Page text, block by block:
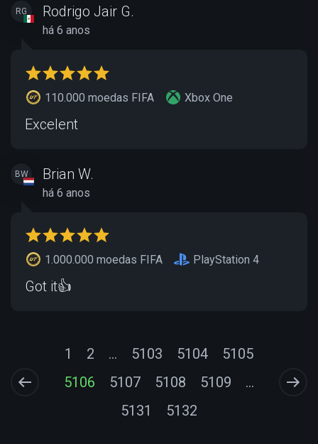
RG Rodrigo Jair G.
há 6 anos
110.000 moedas FIFA Xbox One
Excelent
BW Brian W.
há 6 anos
1.000.000 moedas FIFA PlayStation 4
Got it👍
1 2 ... 5103 5104
5105
5106
5107 5108 5109
...
5131
5132